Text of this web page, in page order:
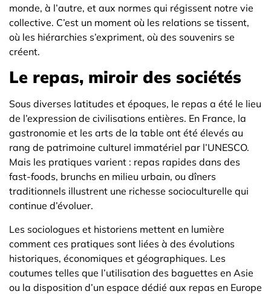
monde, à l’autre, et aux normes qui régissent notre vie
collective. C’est un moment où les relations se tissent,
où les hiérarchies s’expriment, où des souvenirs se
créent.
Le repas, miroir des sociétés
Sous diverses latitudes et époques, le repas a été le lieu
de l’expression de civilisations entières. En France, la
gastronomie et les arts de la table ont été élevés au
rang de patrimoine culturel immatériel par l’UNESCO.
Mais les pratiques varient : repas rapides dans des
fast-foods, brunchs en milieu urbain, ou dîners
traditionnels illustrent une richesse socioculturelle qui
continue d’évoluer.
Les sociologues et historiens mettent en lumière
comment ces pratiques sont liées à des évolutions
historiques, économiques et géographiques. Les
coutumes telles que l’utilisation des baguettes en Asie
ou la disposition d’un espace dédié aux repas en Europe